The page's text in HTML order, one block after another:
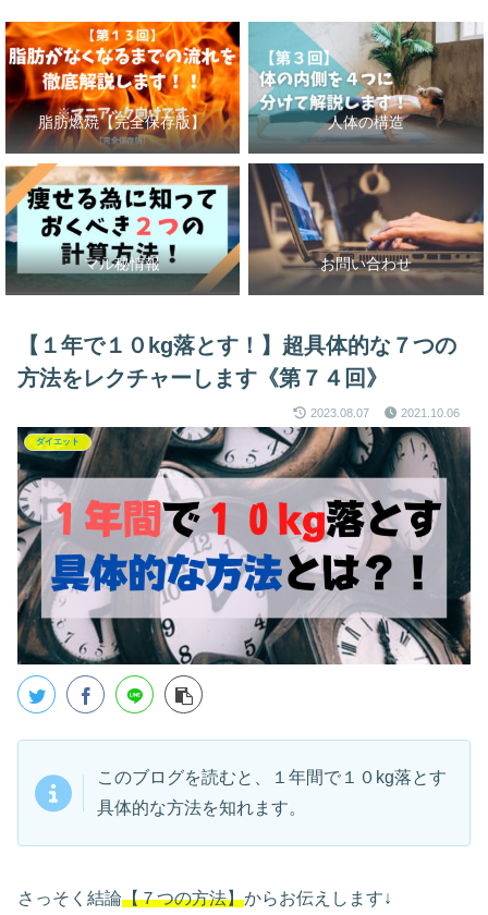
脂肪燃焼【完全保存版】 人体の構造
マル秘情報 お問い合わせ
【１年で１０kg落とす！】超具体的な７つの
方法をレクチャーします《第７４回》
2023.08.07 2021.10.06
ダイエット
このブログを読むと、１年間で１０kg落とす
具体的な方法を知れます。
さっそく結論【７つの方法】からお伝えします↓